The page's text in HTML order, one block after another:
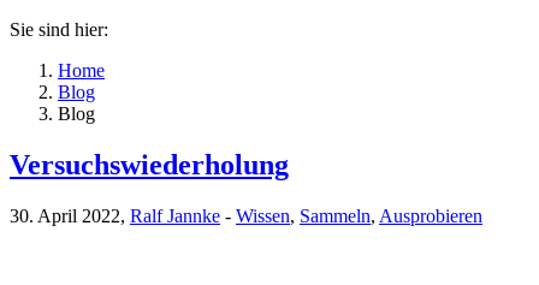
Sie sind hier:
Home
Blog
Blog
Versuchswiederholung
30. April 2022, Ralf Jannke - Wissen, Sammeln, Ausprobieren